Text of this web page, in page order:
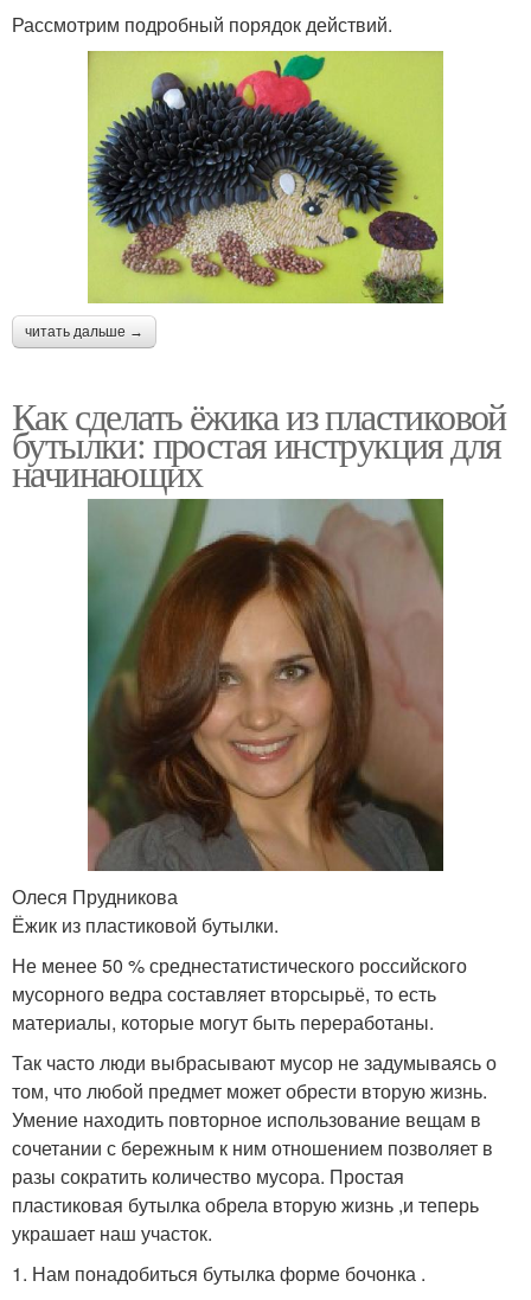
Рассмотрим подробный порядок действий.
читать дальше →
Как сделать ёжика из пластиковой
бутылки: простая инструкция для
начинающих
Олеся Прудникова
Ёжик из пластиковой бутылки.
Не менее 50 % среднестатистического российского
мусорного ведра составляет вторсырьё, то есть
материалы, которые могут быть переработаны.
Так часто люди выбрасывают мусор не задумываясь о
том, что любой предмет может обрести вторую жизнь.
Умение находить повторное использование вещам в
сочетании с бережным к ним отношением позволяет в
разы сократить количество мусора. Простая
пластиковая бутылка обрела вторую жизнь ,и теперь
украшает наш участок.
1. Нам понадобиться бутылка форме бочонка .